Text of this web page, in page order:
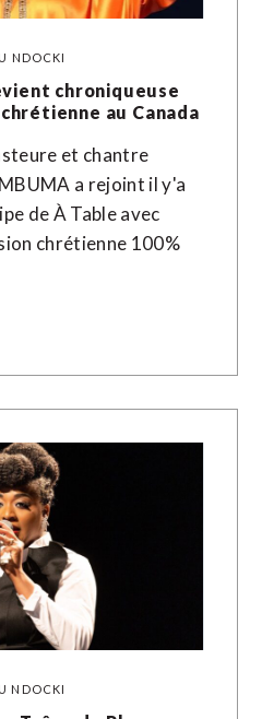
NDOCKI
chroniqueuse
au Canada
et chantre
a rejoint il y'a
de À Table avec
chrétienne 100%
NDOCKI